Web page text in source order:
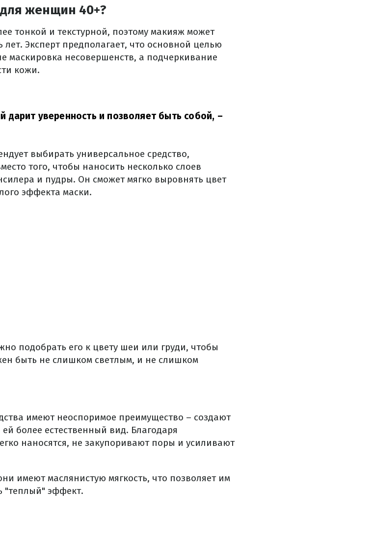
женщин 40+?
тонкой и текстурной, поэтому макияж может
Эксперт предполагает, что основной целью
маскировка несовершенств, а подчеркивание
кожи.
уверенность и позволяет быть собой, –
выбирать универсальное средство,
того, чтобы наносить несколько слоев
и пудры. Он сможет мягко выровнять цвет
эффекта маски.
подобрать его к цвету шеи или груди, чтобы
быть не слишком светлым, и не слишком
имеют неоспоримое преимущество – создают
более естественный вид. Благодаря
наносятся, не закупоривают поры и усиливают
имеют маслянистую мягкость, что позволяет им
"теплый" эффект.